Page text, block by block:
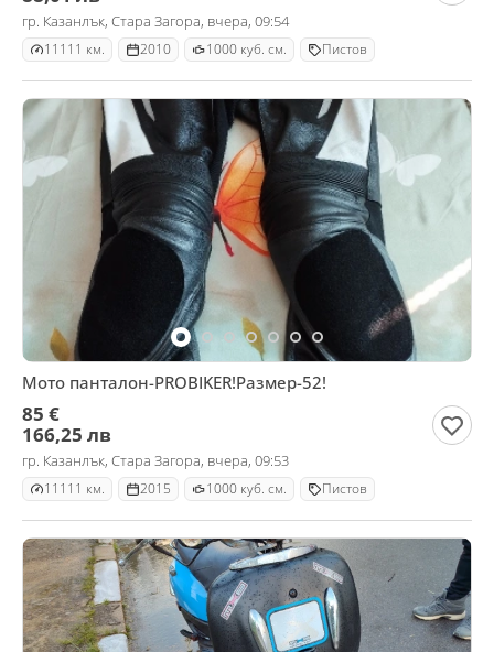
гр. Казанлък, Стара Загора, вчера, 09:54
11111 км. 2010 1000 куб. см. Пистов
Мото панталон-PROBIKER!Размер-52!
85 €
166,25 лв
гр. Казанлък, Стара Загора, вчера, 09:53
11111 км. 2015 1000 куб. см. Пистов